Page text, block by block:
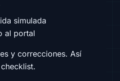
simulada
al portal
y correcciones. Así